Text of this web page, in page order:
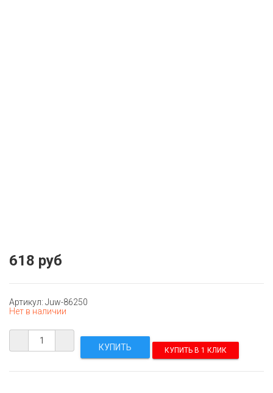
618 руб
Артикул: Juw-86250
Нет в наличии
КУПИТЬ В 1 КЛИК